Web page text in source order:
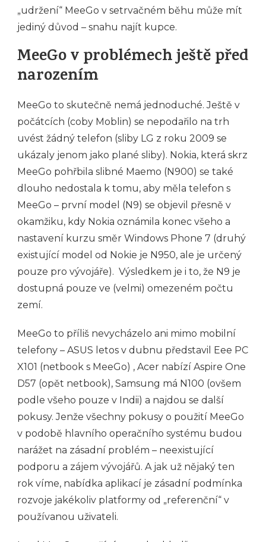
„udržení“ MeeGo v setrvačném běhu může mít
jediný důvod – snahu najít kupce.
MeeGo v problémech ještě před
narozením
MeeGo to skutečně nemá jednoduché. Ještě v
počátcích (coby Moblin) se nepodařilo na trh
uvést žádný telefon (sliby LG z roku 2009 se
ukázaly jenom jako plané sliby). Nokia, která skrz
MeeGo pohřbila slibné Maemo (N900) se také
dlouho nedostala k tomu, aby měla telefon s
MeeGo – první model (N9) se objevil přesně v
okamžiku, kdy Nokia oznámila konec všeho a
nastavení kurzu směr Windows Phone 7 (druhý
existující model od Nokie je N950, ale je určený
pouze pro vývojáře). Výsledkem je i to, že N9 je
dostupná pouze ve (velmi) omezeném počtu
zemí.
MeeGo to příliš nevycházelo ani mimo mobilní
telefony – ASUS letos v dubnu představil Eee PC
X101 (netbook s MeeGo) , Acer nabízí Aspire One
D57 (opět netbook), Samsung má N100 (ovšem
podle všeho pouze v Indii) a najdou se další
pokusy. Jenže všechny pokusy o použití MeeGo
v podobě hlavního operačního systému budou
narážet na zásadní problém – neexistující
podporu a zájem vývojářů. A jak už nějaký ten
rok víme, nabídka aplikací je zásadní podmínka
rozvoje jakékoliv platformy od „referenční“ v
používanou uživateli.